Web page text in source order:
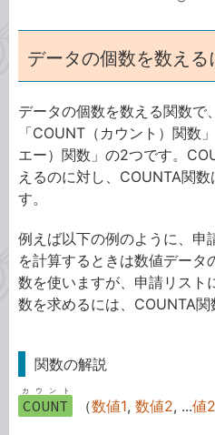
データの個数を数える
データの個数を数える関数で
「COUNT（カウント）関数
エー）関数」の2つです。
えるのに対し、COUNTA関
す。
例えば以下の例のように、申
を計算するときは数値データ
数を使いますが、申請リスト
数を求めるには、COUNTA関
関数の解説
COUNT
カウント
（数値1, 数値2, ...値